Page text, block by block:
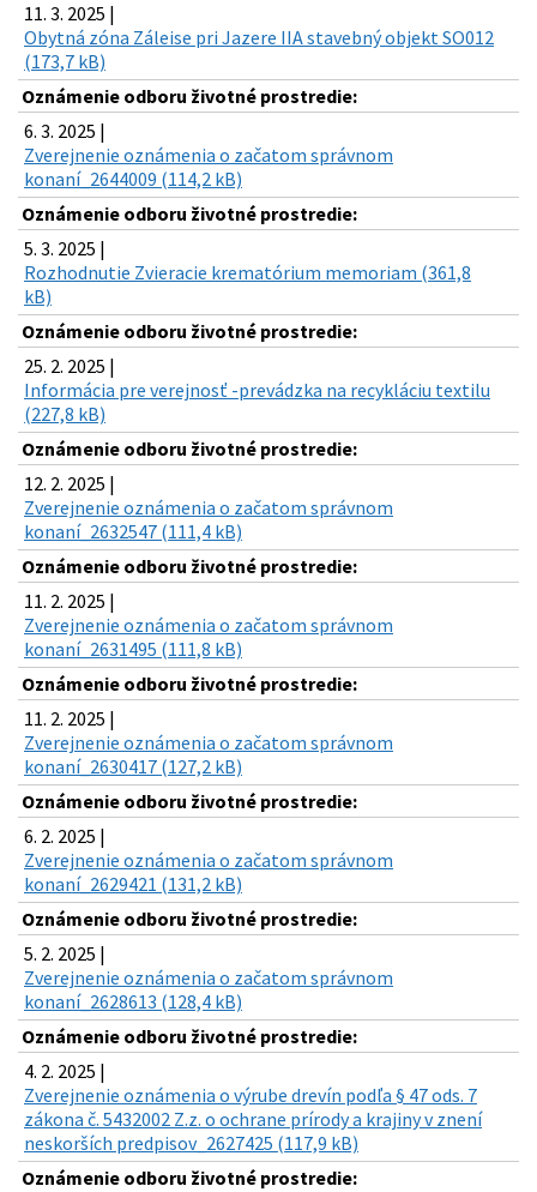
11. 3. 2025 |
Obytná zóna Záleise pri Jazere IIA stavebný objekt SO012
(173,7 kB)
Oznámenie odboru životné prostredie:
6. 3. 2025 |
Zverejnenie oznámenia o začatom správnom
konaní_2644009 (114,2 kB)
Oznámenie odboru životné prostredie:
5. 3. 2025 |
Rozhodnutie Zvieracie krematórium memoriam (361,8
kB)
Oznámenie odboru životné prostredie:
25. 2. 2025 |
Informácia pre verejnosť -prevádzka na recykláciu textilu
(227,8 kB)
Oznámenie odboru životné prostredie:
12. 2. 2025 |
Zverejnenie oznámenia o začatom správnom
konaní_2632547 (111,4 kB)
Oznámenie odboru životné prostredie:
11. 2. 2025 |
Zverejnenie oznámenia o začatom správnom
konaní_2631495 (111,8 kB)
Oznámenie odboru životné prostredie:
11. 2. 2025 |
Zverejnenie oznámenia o začatom správnom
konaní_2630417 (127,2 kB)
Oznámenie odboru životné prostredie:
6. 2. 2025 |
Zverejnenie oznámenia o začatom správnom
konaní_2629421 (131,2 kB)
Oznámenie odboru životné prostredie:
5. 2. 2025 |
Zverejnenie oznámenia o začatom správnom
konaní_2628613 (128,4 kB)
Oznámenie odboru životné prostredie:
4. 2. 2025 |
Zverejnenie oznámenia o výrube drevín podľa § 47 ods. 7
zákona č. 5432002 Z.z. o ochrane prírody a krajiny v znení
neskorších predpisov_2627425 (117,9 kB)
Oznámenie odboru životné prostredie: